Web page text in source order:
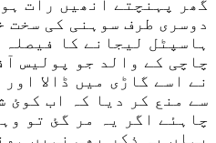
گھر پہنچتے انھیں رات ہو
دوسری طرف سوہنی کی سخت
ہاسپٹل لیجانے کا فیصلہ
چاچی کے والد جو پولیس
نے اسے گاڑی میں ڈالا
سے منع کر دیا کہ اب کوئ
چاہئے اگر یہ مر گئ تو
یہاں یہ ذکر بھی نہیں